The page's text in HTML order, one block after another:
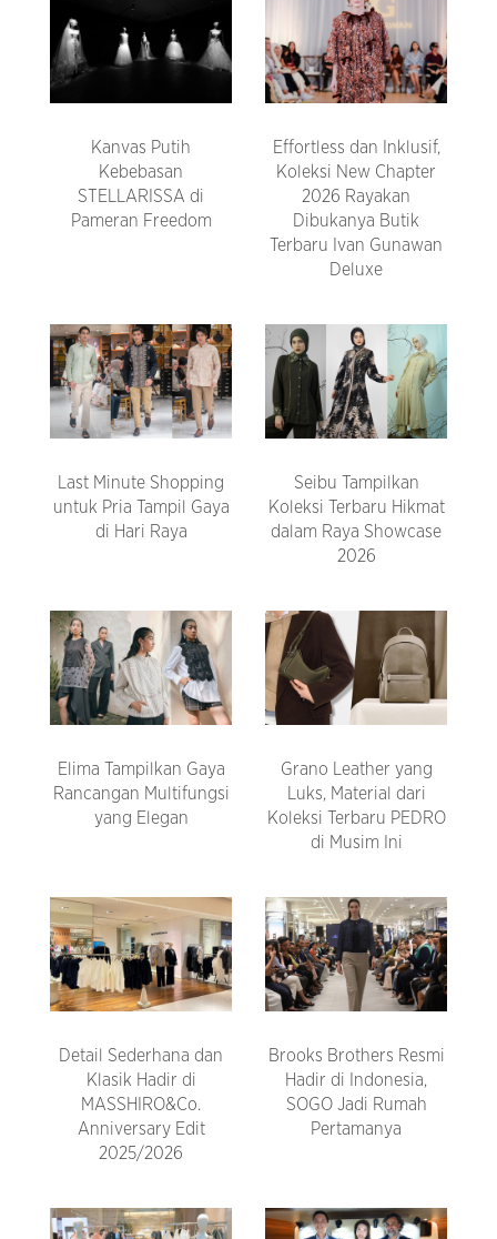
Kanvas Putih
Kebebasan
STELLARISSA di
Pameran Freedom
Effortless dan Inklusif,
Koleksi New Chapter
2026 Rayakan
Dibukanya Butik
Terbaru Ivan Gunawan
Deluxe
Last Minute Shopping
untuk Pria Tampil Gaya
di Hari Raya
Seibu Tampilkan
Koleksi Terbaru Hikmat
dalam Raya Showcase
2026
Elima Tampilkan Gaya
Rancangan Multifungsi
yang Elegan
Grano Leather yang
Luks, Material dari
Koleksi Terbaru PEDRO
di Musim Ini
Detail Sederhana dan
Klasik Hadir di
MASSHIRO&Co.
Anniversary Edit
2025/2026
Brooks Brothers Resmi
Hadir di Indonesia,
SOGO Jadi Rumah
Pertamanya